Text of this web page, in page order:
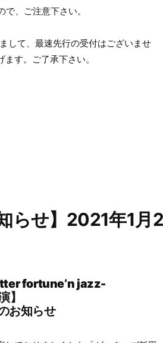
、ご注意下さい。
して、最速先行の受付はございませ
す。ご了承下さい。
らせ】2021年1
fortune’n jazz-
】
お知らせ